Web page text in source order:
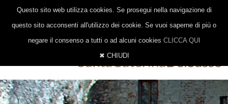
0332 647014 | 328 8377206 |
INFO@EREMOSANTACATERINA.IT
ITALIANO
INGLESE TEDESCO
Questo sito web utilizza cookies. Se prosegui nella navigazione di
questo sito acconsenti all'utilizzo dei cookie. Se vuoi saperne di più o
negare il consenso a tutti o ad alcuni cookies CLICCA QUI
✖ CHIUDI